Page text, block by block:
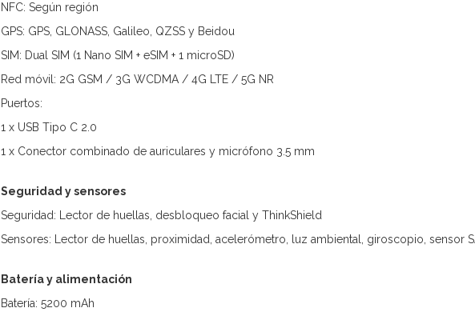
NFC: Según región
GPS: GPS, GLONASS, Galileo, QZSS y Beidou
SIM: Dual SIM (1 Nano SIM + eSIM + 1 microSD)
Red móvil: 2G GSM / 3G WCDMA / 4G LTE / 5G NR
Puertos:
1 x USB Tipo C 2.0
1 x Conector combinado de auriculares y micrófono 3.5 mm
Seguridad y sensores
Seguridad: Lector de huellas, desbloqueo facial y ThinkShield
Sensores: Lector de huellas, proximidad, acelerómetro, luz ambiental, giroscopio, sensor
Batería y alimentación
Batería: 5200 mAh